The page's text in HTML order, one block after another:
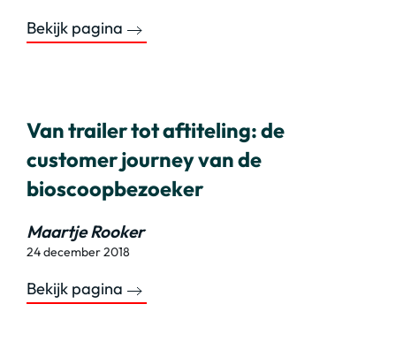
Bekijk pagina
Van trailer tot aftiteling: de
customer journey van de
bioscoopbezoeker
Maartje Rooker
24 december 2018
Bekijk pagina